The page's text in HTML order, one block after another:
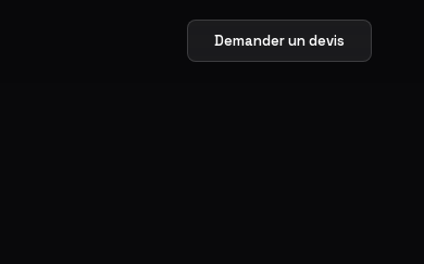
Demander un devis